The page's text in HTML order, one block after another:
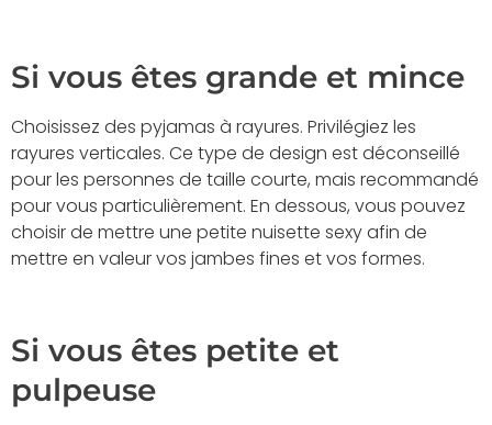
Si vous êtes grande et mince
Choisissez des pyjamas à rayures. Privilégiez les
rayures verticales. Ce type de design est déconseillé
pour les personnes de taille courte, mais recommandé
pour vous particulièrement. En dessous, vous pouvez
choisir de mettre une petite nuisette sexy afin de
mettre en valeur vos jambes fines et vos formes.
Si vous êtes petite et
pulpeuse